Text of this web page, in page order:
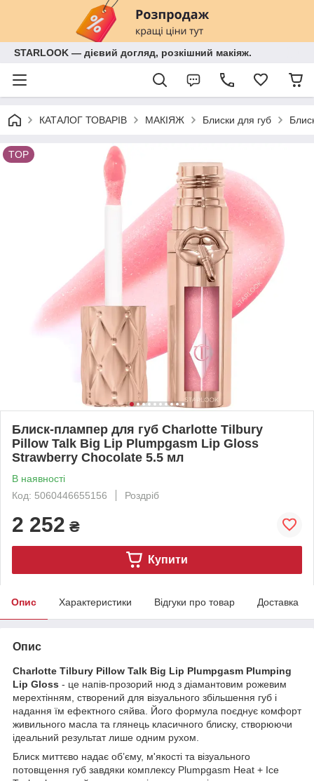
STARLOOK — дієвий догляд, розкішний макіяж.
КАТАЛОГ ТОВАРІВ МАКІЯЖ Блиски для губ
TOP
Блиск-плампер для губ Charlotte Tilbury
Pillow Talk Big Lip Plumpgasm Lip Gloss
Strawberry Chocolate 5.5 мл
В наявності
Код: 5060446655156
Роздріб
2 252 ₴
Купити
Опис Характеристики Відгуки про товар Доставка
Опис
Charlotte Tilbury Pillow Talk Big Lip Plumpgasm Plumping
Lip Gloss - це напів-прозорий нюд з діамантовим рожевим
мерехтінням, створений для візуального збільшення губ і
надання їм ефектного сяйва. Його формула поєднує комфорт
живильного масла та глянець класичного блиску, створюючи
ідеальний результат лише одним рухом.
Блиск миттєво надає обʼєму, м'якості та візуального
потовщення губ завдяки комплексу Plumpgasm Heat + Ice